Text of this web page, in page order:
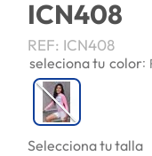
ICN408
REF: ICN408
Selecciona tu talla
color: